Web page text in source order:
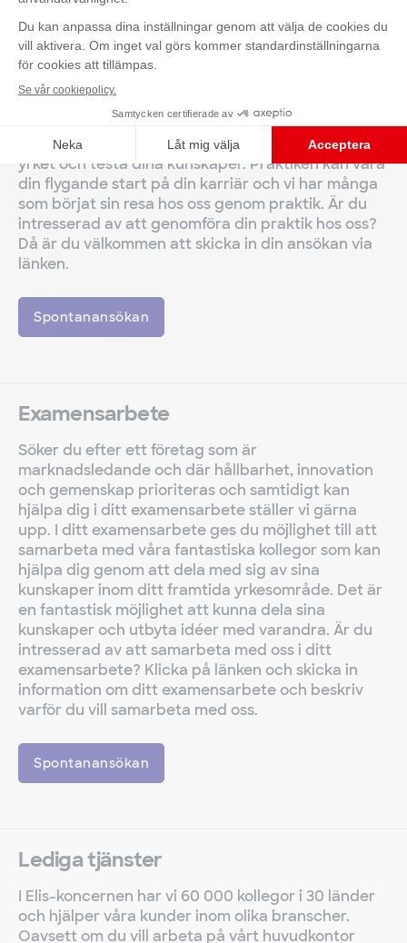
Sverige (tidigare Management Trainee)
din flygande start på din karriär och vi har många
som börjat sin resa hos oss genom praktik. Är du
intresserad av att genomföra din praktik hos oss?
Då är du välkommen att skicka in din ansökan via
länken.
Spontanansökan
Examensarbete
marknadsledande och där hållbarhet, innovation
och gemenskap prioriteras och samtidigt kan
hjälpa dig genom att dela med sig av sina
kunskaper inom ditt framtida yrkesområde. Det är
en fantastisk möjlighet att kunna dela sina
kunskaper och utbyta idéer med varandra. Är du
intresserad av att samarbeta med oss i ditt
examensarbete? Klicka på länken och skicka in
information om ditt examensarbete och beskriv
varför du vill samarbeta med oss.
Spontanansökan
Lediga tjänster
och hjälper våra kunder inom olika branscher.
Oavsett om du vill arbeta på vårt huvudkontor
Se våra lediga tjänster
Kontakta oss